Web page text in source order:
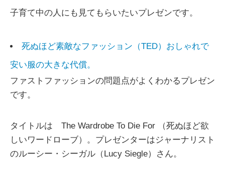
子育て中の人にも見てもらいたいプレゼンです。
死ぬほど素敵なファッション（TED）おしゃれで
安い服の大きな代償。
ファストファッションの問題点がよくわかるプレゼン
です。
タイトルは The Wardrobe To Die For （死ぬほど欲
しいワードローブ）。プレゼンターはジャーナリスト
のルーシー・シーガル（Lucy Siegle）さん。